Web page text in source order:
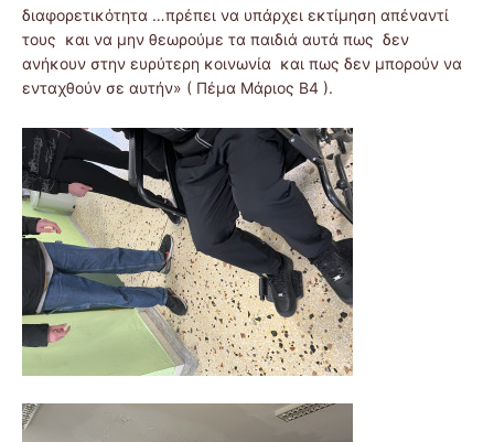
διαφορετικότητα …πρέπει να υπάρχει εκτίμηση απέναντί
τους και να μην θεωρούμε τα παιδιά αυτά πως δεν
ανήκουν στην ευρύτερη κοινωνία και πως δεν μπορούν να
ενταχθούν σε αυτήν» ( Πέμα Μάριος Β4 ).